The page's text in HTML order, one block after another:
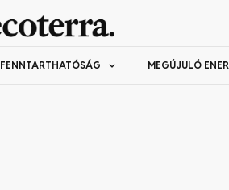
FENNTARTHATÓSÁG MEGÚJULÓ